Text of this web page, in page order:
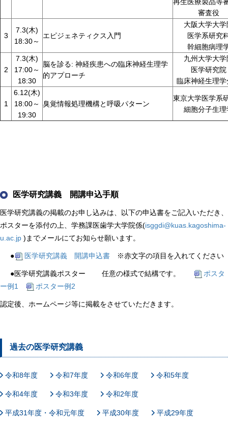
審査役
3
7.3(木)
18:30～
エピジェネティクス入門
大阪大学大学
医学系研究
幹細胞病理
2
7.3(木)
17:00～
18:30
脳を診る: 神経疾患への臨床神経生理学
的アプローチ
九州大学大学
医学研究院
臨床神経生理学
1
6.12(木)
18:00～
19:30
臭覚情報処理機構と呼吸パターン
東京大学医学系
細胞分子生理
医学研究講義 開講申込手順
医学研究講義の掲載のお申し込みは、以下の申込書をご記入いただき、
ポスターを添付の上、学務課医歯学大学院係(isggdi@kuas.kagoshima-
u.ac.jp )までメールにてお知らせ願います。
● 医学研究講義 開講申込書 ※赤文字の項目を入れてください
●医学研究講義ポスター 任意の様式で結構です。
ポスタ
ー例1
ポスター例2
認定後、ホームページ等に掲載をさせていただきます。
過去の医学研究講義
令和8年度 令和7年度 令和6年度 令和5年度
令和4年度 令和3年度 令和2年度
平成31年度・令和元年度 平成30年度 平成29年度